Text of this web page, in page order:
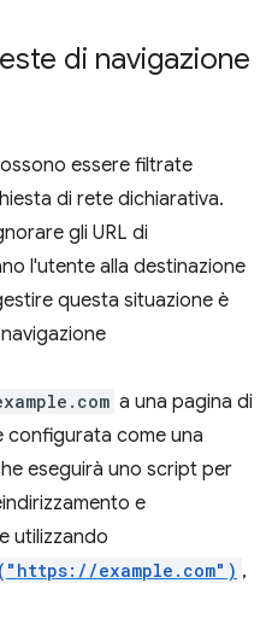
di navigazione
essere filtrate
di rete dichiarativa.
gli URL di
l'utente alla destinazione
questa situazione è
a una pagina di
configurata come una
eseguirà uno script per
e
utilizzando
example.com") ,